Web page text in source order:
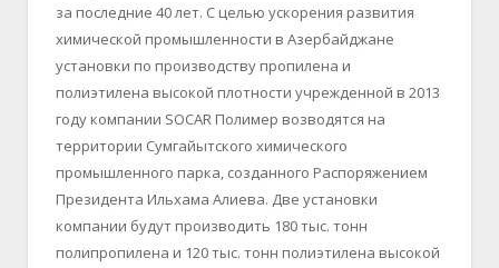
за последние 40 лет. С целью ускорения развития
химической промышленности в Азербайджане
установки по производству пропилена и
полиэтилена высокой плотности учрежденной в 2013
году компании SOCAR Полимер возводятся на
территории Сумгайытского химического
промышленного парка, созданного Распоряжением
Президента Ильхама Алиева. Две установки
компании будут производить 180 тыс. тонн
полипропилена и 120 тыс. тонн полиэтилена высокой